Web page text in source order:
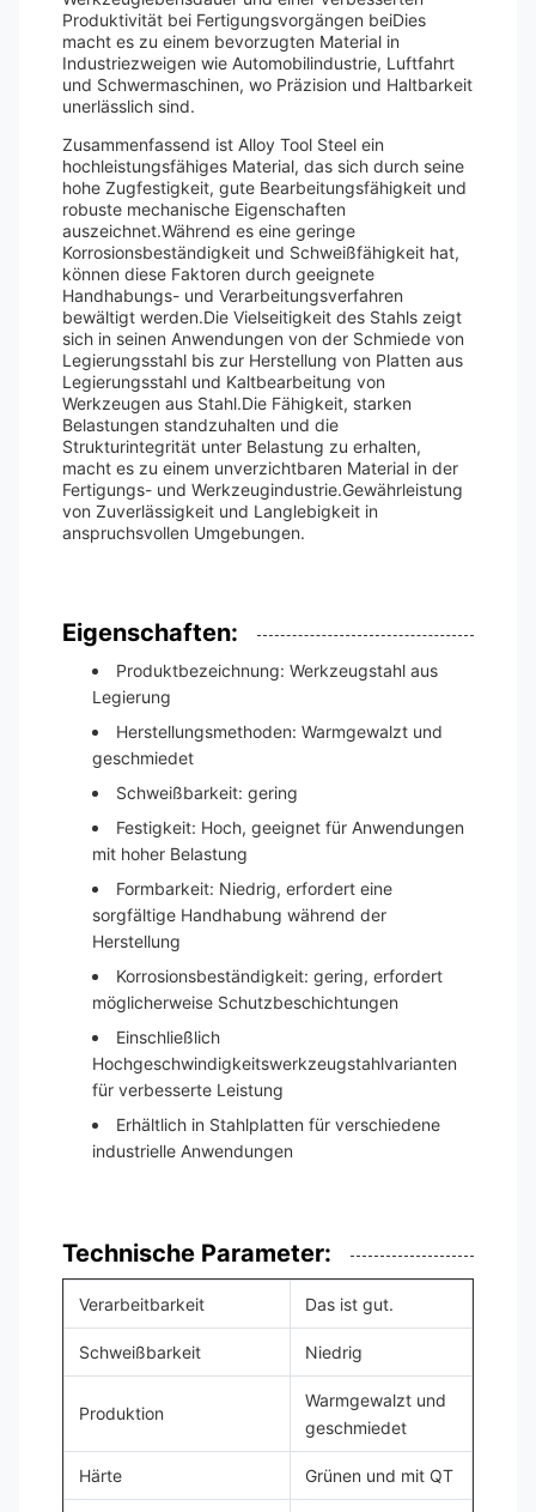
Produktivität bei Fertigungsvorgängen beiDies
macht es zu einem bevorzugten Material in
Industriezweigen wie Automobilindustrie, Luftfahrt
und Schwermaschinen, wo Präzision und Haltbarkeit
unerlässlich sind.
Zusammenfassend ist Alloy Tool Steel ein
hochleistungsfähiges Material, das sich durch seine
hohe Zugfestigkeit, gute Bearbeitungsfähigkeit und
robuste mechanische Eigenschaften
auszeichnet.Während es eine geringe
Korrosionsbeständigkeit und Schweißfähigkeit hat,
können diese Faktoren durch geeignete
Handhabungs- und Verarbeitungsverfahren
bewältigt werden.Die Vielseitigkeit des Stahls zeigt
sich in seinen Anwendungen von der Schmiede von
Legierungsstahl bis zur Herstellung von Platten aus
Legierungsstahl und Kaltbearbeitung von
Werkzeugen aus Stahl.Die Fähigkeit, starken
Belastungen standzuhalten und die
Strukturintegrität unter Belastung zu erhalten,
macht es zu einem unverzichtbaren Material in der
Fertigungs- und Werkzeugindustrie.Gewährleistung
von Zuverlässigkeit und Langlebigkeit in
anspruchsvollen Umgebungen.
Eigenschaften:
Produktbezeichnung: Werkzeugstahl aus
Legierung
Herstellungsmethoden: Warmgewalzt und
geschmiedet
Schweißbarkeit: gering
Festigkeit: Hoch, geeignet für Anwendungen
mit hoher Belastung
Formbarkeit: Niedrig, erfordert eine
sorgfältige Handhabung während der
Herstellung
Korrosionsbeständigkeit: gering, erfordert
möglicherweise Schutzbeschichtungen
Einschließlich
Hochgeschwindigkeitswerkzeugstahlvarianten
für verbesserte Leistung
Erhältlich in Stahlplatten für verschiedene
industrielle Anwendungen
Technische Parameter:
Verarbeitbarkeit Das ist gut.
Schweißbarkeit Niedrig
Produktion
Warmgewalzt und
geschmiedet
Härte Grünen und mit QT